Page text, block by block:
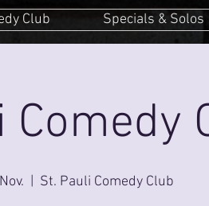
Club Specials & Solos
Comedy
St. Pauli Comedy Club